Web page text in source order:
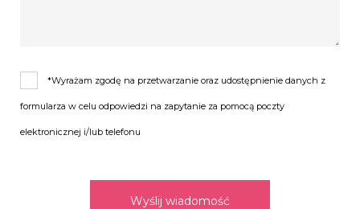
*Wyrażam zgodę na przetwarzanie oraz udostępnienie danych z
formularza w celu odpowiedzi na zapytanie za pomocą poczty
elektronicznej i/lub telefonu
Wyślij wiadomość